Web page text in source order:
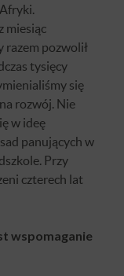
miesiąc
razem pozwolił
tysięcy
się
rozwój. Nie
w ideę
panujących w
Przy
czterech lat
wspomaganie